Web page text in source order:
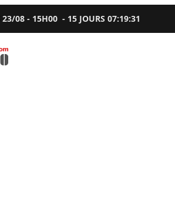
23/08 - 15H00 - 15 JOURS07:19:30